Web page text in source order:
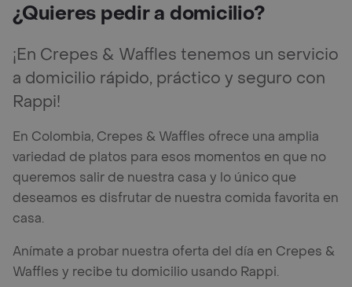
¿Quieres pedir a domicilio?
¡En Crepes & Waffles tenemos un servicio
a domicilio rápido, práctico y seguro con
Rappi!
En Colombia, Crepes & Waffles ofrece una amplia
variedad de platos para esos momentos en que no
queremos salir de nuestra casa y lo único que
deseamos es disfrutar de nuestra comida favorita en
casa.
Anímate a probar nuestra oferta del día en Crepes &
Waffles y recibe tu domicilio usando Rappi.